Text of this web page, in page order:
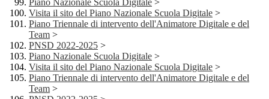
Piano Nazionale Scuola Digitale >
Visita il sito del Piano Nazionale Scuola Digitale >
Piano Triennale di intervento dell'Animatore Digitale e del
Team >
PNSD 2022-2025 >
Piano Nazionale Scuola Digitale >
Visita il sito del Piano Nazionale Scuola Digitale >
Piano Triennale di intervento dell'Animatore Digitale e del
Team >